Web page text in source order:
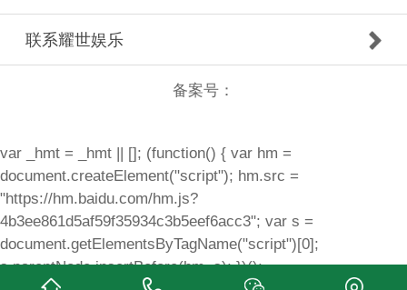
联系耀世娱乐
备案号：
var _hmt = _hmt || []; (function() { var hm =
document.createElement("script"); hm.src =
"https://hm.baidu.com/hm.js?
4b3ee861d5af59f35934c3b5eef6acc3"; var s =
document.getElementsByTagName("script")[0];
s.parentNode.insertBefore(hm, s); })();